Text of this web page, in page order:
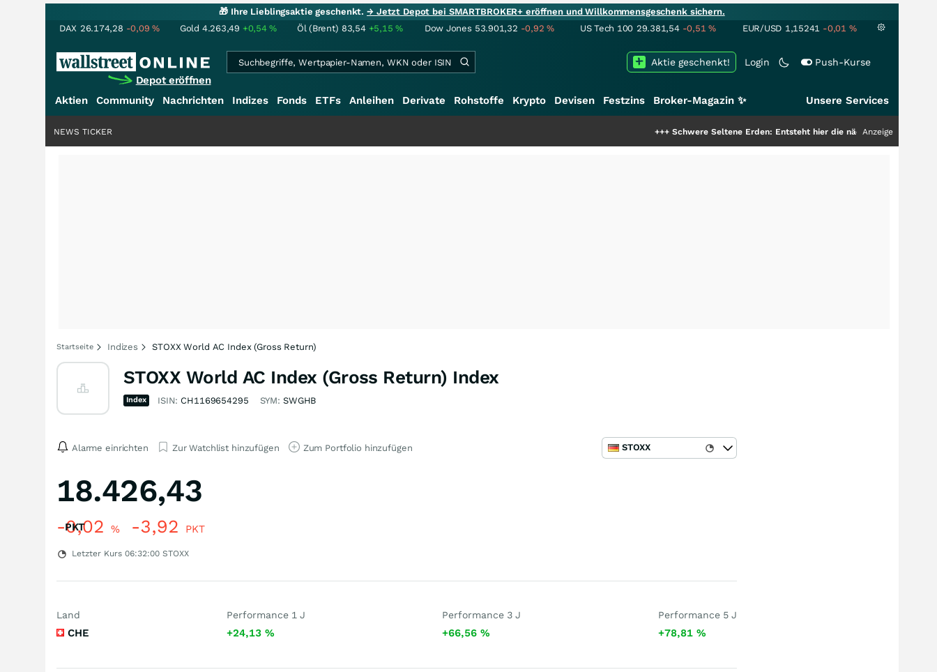
🎁 Ihre Lieblingsaktie geschenkt.→ Jetzt Depot bei SMARTBROKER+ eröffnen und Willkommensgeschenk sichern.
DAX 26.174,28 -0,09% Gold 4.263,49 +0,54% Öl (Brent) 83,54 +5,15% Dow Jones 53.901,32 -0,92% US Tech 100 29.381,54 -0,51% EUR/USD 1,15241 -0,01 %
Depot eröffnen
Login Push-Kurse
Aktie geschenkt!
Aktien Community Nachrichten Indizes Fonds ETFs Anleihen Derivate Rohstoffe Krypto Devisen Festzins Broker-Magazin ✨ Unsere Services
Schwere Seltene Erden: Entsteht hier die nächste Milliardenstory?
Anzeige
NEWS TICKER
Startseite Indizes STOXX World AC Index (Gross Return)
STOXX World AC Index (Gross Return) Index
Index ISIN: CH1169654295 SYM: SWGHB
Alarme einrichten Zur Watchlist hinzufügen Zum Portfolio hinzufügen STOXX
18.426,43
PKT
-0,02 % -3,92 PKT
Letzter Kurs 06:32:00 STOXX
Land
CHE
Performance 1 J
+24,13 %
Performance 3 J
+66,56%
Performance 5 J
+78,81 %